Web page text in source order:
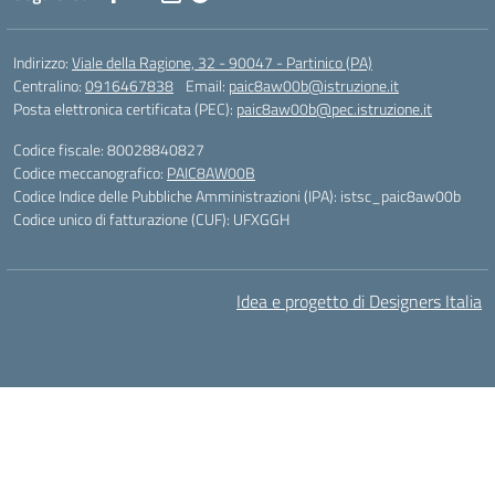
Indirizzo:Viale della Ragione, 32 - 90047 - Partinico (PA)
Centralino:0916467838 Email: paic8aw00b@istruzione.it
Posta elettronica certificata (PEC): paic8aw00b@pec.istruzione.it
Codice fiscale: 80028840827
Codice meccanografico: PAIC8AW00B
Codice Indice delle Pubbliche Amministrazioni (IPA): istsc_paic8aw00b
Codice unico di fatturazione (CUF): UFXGGH
Idea e progetto di Designers Italia